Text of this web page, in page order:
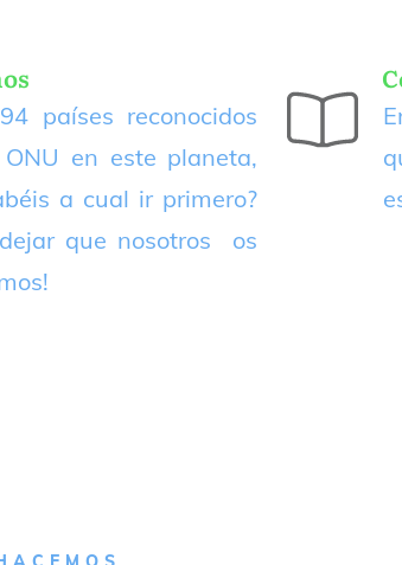
países reconocidos
en este planeta,
a cual ir primero?
dejar que nosotros os